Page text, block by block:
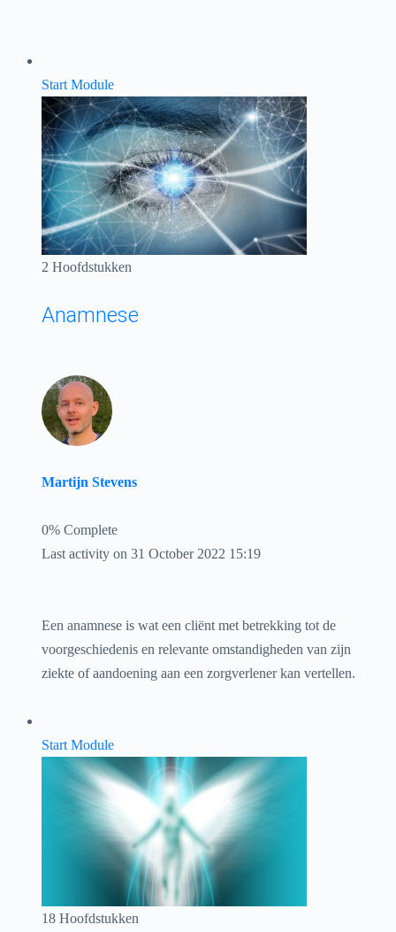
Start Module
2 Hoofdstukken
Anamnese
Martijn Stevens
0% Complete
Last activity on 31 October 2022 15:19
Een anamnese is wat een cliënt met betrekking tot de
voorgeschiedenis en relevante omstandigheden van zijn
ziekte of aandoening aan een zorgverlener kan vertellen.
Start Module
18 Hoofdstukken